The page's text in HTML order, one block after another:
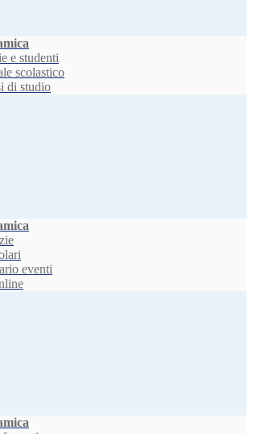
e studenti
scolastico
di studio
eventi